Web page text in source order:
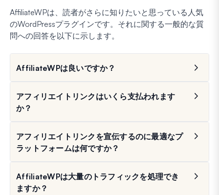
AffiliateWPは、読者がさらに知りたいと思っている人気
のWordPressプラグインです。それに関する一般的な質
問への回答を以下に示します。
AffiliateWPは良いですか？
アフィリエイトリンクはいくら支払われます
か？
アフィリエイトリンクを宣伝するのに最適なプ
ラットフォームは何ですか？
AffiliateWPは大量のトラフィックを処理でき
ますか？